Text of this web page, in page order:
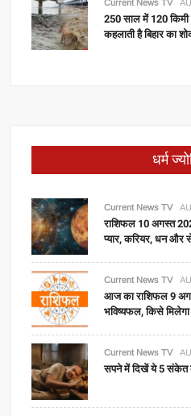
Current News TV
250 साल में 120 किमी
कहलाती है बिहार का
धर्म
Current News TV
राशिफल 10 अगस्त
प्यार, करियर, धन और
Current News TV
आज का राशिफल 9
भविष्यफल, किसे
Current News TV
सपने में दिखें ये 5 संकेत